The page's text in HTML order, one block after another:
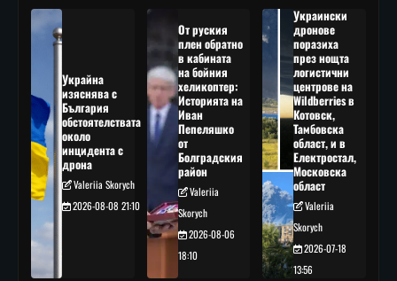
Украйна
изяснява с
България
обстоятелствата
около
инцидента с
дрона
Valeriia Skorych
2026-08-08 21:10
От руския
плен обратно
в кабината
на бойния
хеликоптер:
Историята на
Иван
Пепеляшко
от
Болградския
район
Valeriia
Skorych
2026-08-06
18:10
Украински
дронове
поразиха
през нощта
логистични
центрове на
Wildberries в
Котовск,
Тамбовска
област, и в
Електростал,
Московска
област
Valeriia
Skorych
2026-07-18
13:56